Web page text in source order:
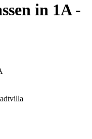
in 1A -